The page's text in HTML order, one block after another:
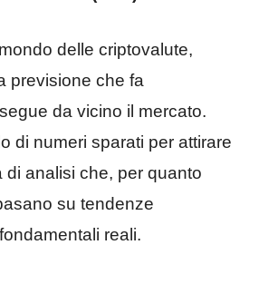
delle criptovalute,
previsione che fa
da vicino il mercato.
di numeri sparati per attirare
di analisi che, per quanto
su tendenze
reali.